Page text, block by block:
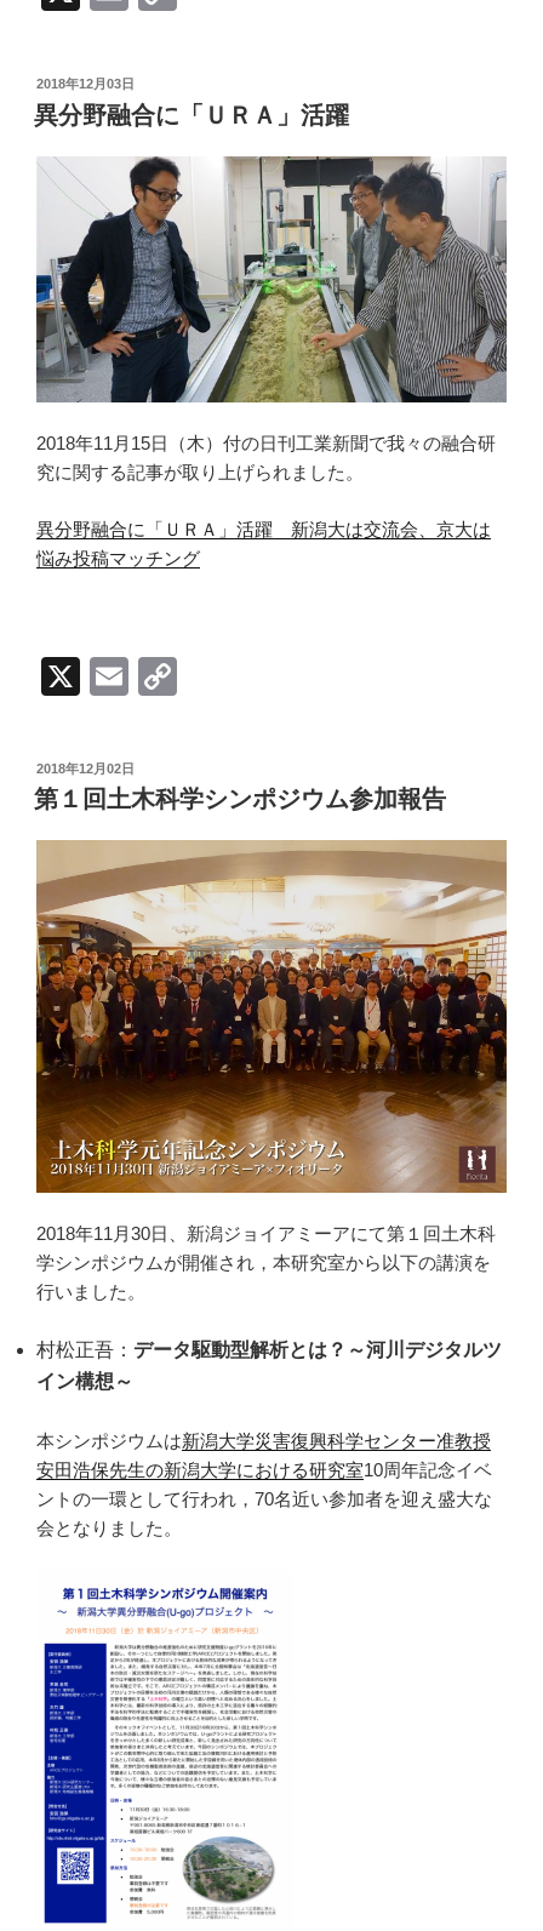
ail
y
Li
n
k
投
稿
日:
2018年12月03日
異分野融合に「ＵＲＡ」活躍
2018年11月15日（木）付の日刊工業新聞で我々の融合研
究に関する記事が取り上げられました。
異分野融合に「ＵＲＡ」活躍 新潟大は交流会、京大は
悩み投稿マッチング
X
E
ail
y
Li
n
k
投
稿
日:
2018年12月02日
第１回土木科学シンポジウム参加報告
2018年11月30日、新潟ジョイアミーアにて第１回土木科
学シンポジウムが開催され，本研究室から以下の講演を
行いました。
村松正吾： データ駆動型解析とは？～河川デジタルツ
イン構想～
本シンポジウムは新潟大学災害復興科学センター准教授
安田浩保先生の新潟大学における研究室10周年記念イベ
ントの一環として行われ，70名近い参加者を迎え盛大な
会となりました。